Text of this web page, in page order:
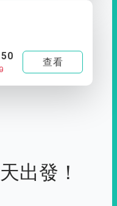
查看
出發！